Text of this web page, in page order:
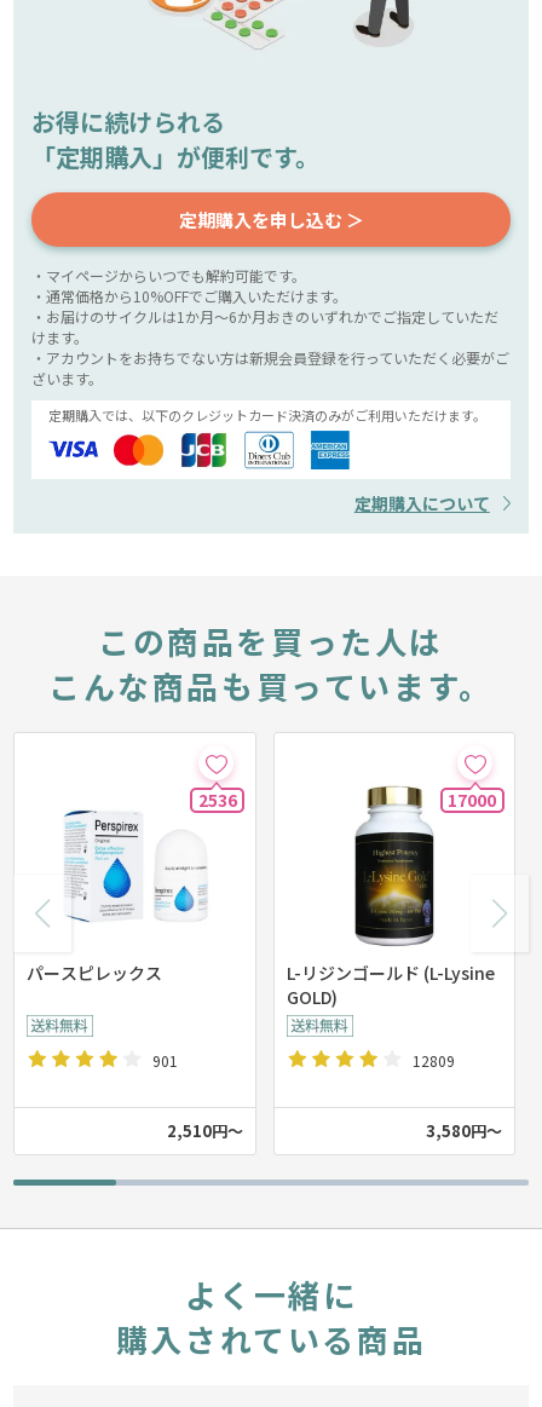
お得に続けられる
「定期購入」が便利です。
定期購入を申し込む ＞
・マイページからいつでも解約可能です。
・通常価格から10%OFFでご購入いただけます。
・お届けのサイクルは1か月～6か月おきのいずれかでご指定していただ
けます。
・アカウントをお持ちでない方は新規会員登録を行っていただく必要がご
ざいます。
定期購入では、以下のクレジットカード決済のみがご利用いただけます。
定期購入について
この商品を買った人は
こんな商品も買っています。
2536
パースピレックス
901
2,510円～
17000
L-リジンゴールド (L-Lysine
GOLD)
12809
3,580円～
よく一緒に
購入されている商品